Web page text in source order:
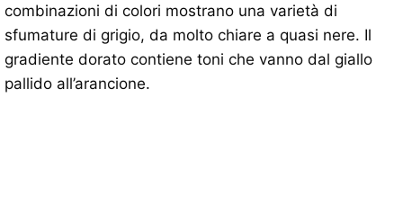
combinazioni di colori mostrano una varietà di
sfumature di grigio, da molto chiare a quasi nere. Il
gradiente dorato contiene toni che vanno dal giallo
pallido all’arancione.